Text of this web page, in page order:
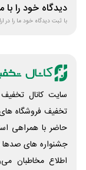
دیدگاه خود را با
با ثبت دیدگاه خود ما را در
سایت کانال
تخفیف فروشگاه
حاضر با همراهی
جشنواره های صدها
اطلاع مخاطبان